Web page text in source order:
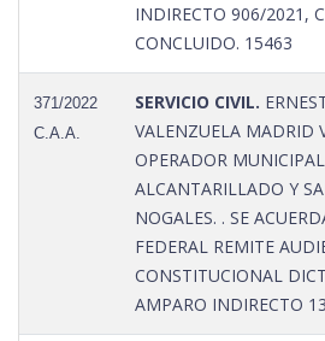
INDIRECTO 906/2021,
CONCLUIDO. 15463
371/2022
C.A.A.
SERVICIO CIVIL.
VALENZUELA MADRID
OPERADOR
ALCANTARILLADO Y
NOGALES. . SE
FEDERAL REMITE
CONSTITUCIONAL
AMPARO INDIRECTO